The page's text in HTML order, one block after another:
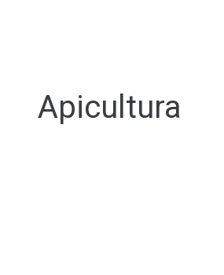
Apicultura